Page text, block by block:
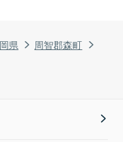
県
周智郡森町